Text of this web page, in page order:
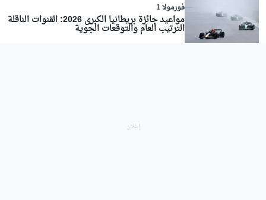
فورمولا 1
مواعيد جائزة بريطانيا الكبرى 2026: القنوات الناقلة
الترتيب العام والتوقعات الجوية